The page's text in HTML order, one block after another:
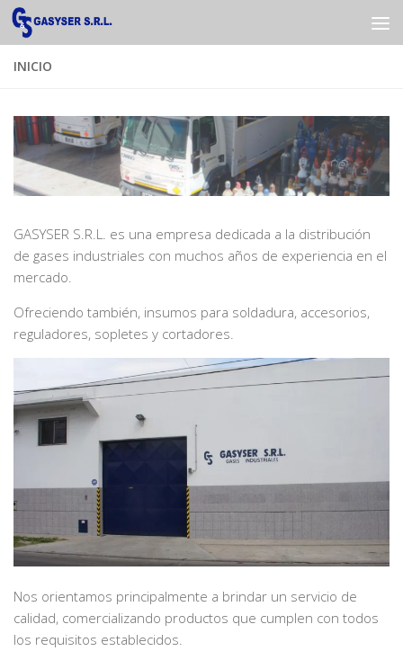
Saltar al contenido
INICIO
GASYSER S.R.L. es una empresa dedicada a la distribución
de gases industriales con muchos años de experiencia en el
mercado.
Ofreciendo también, insumos para soldadura, accesorios,
reguladores, sopletes y cortadores.
Nos orientamos principalmente a brindar un servicio de
calidad, comercializando productos que cumplen con todos
los requisitos establecidos.